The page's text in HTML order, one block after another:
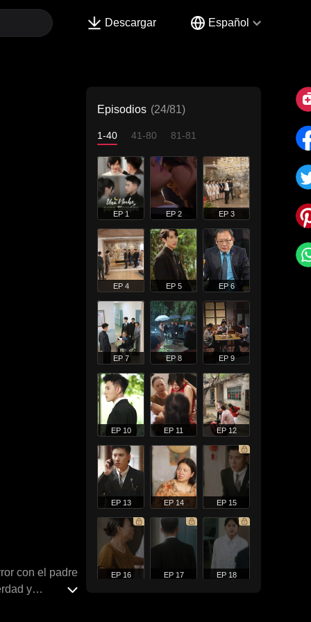
Descargar Español
con el padre
y
Episodios (24/81)
1-40 41-80 81-81
EP 1 EP 2 EP 3
EP 4 EP 5 EP 6
EP 7 EP 8 EP 9
EP 10 EP 11 EP 12
EP 13 EP 14 EP 15
EP 16 EP 17 EP 18